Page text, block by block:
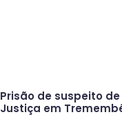
Prisão de suspeito
Justiça em